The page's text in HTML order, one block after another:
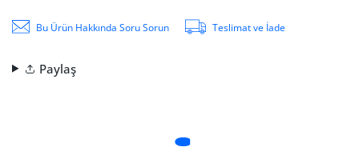
Bu Ürün Hakkında Soru Sorun Teslimat ve İade
Paylaş